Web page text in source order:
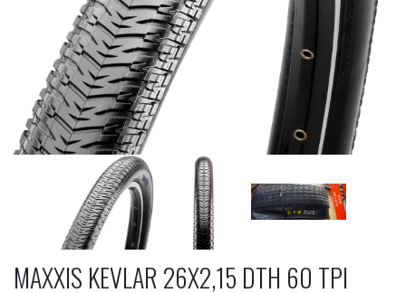
MAXXIS KEVLAR 26X2,15 DTH 60 TPI